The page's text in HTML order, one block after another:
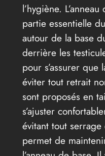
l’hygiène.
partie essentielle
autour de la base
derrière les
pour s’assurer
éviter tout retrait
sont proposés en
s’ajuster
évitant tout
permet de